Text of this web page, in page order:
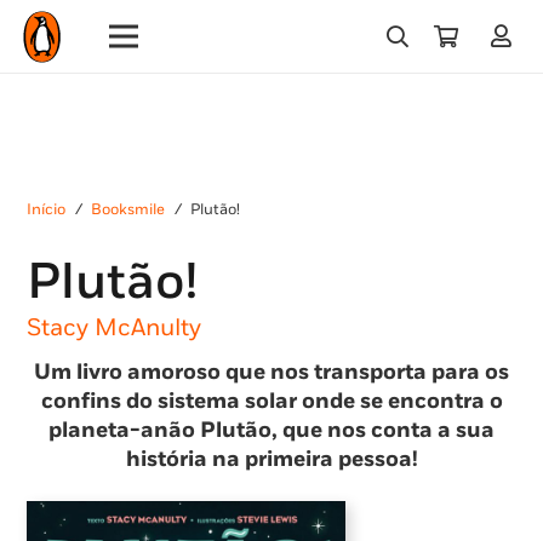
Início / Booksmile / Plutão!
Plutão!
Stacy McAnulty
Um livro amoroso que nos transporta para os
confins do sistema solar onde se encontra o
planeta-anão Plutão, que nos conta a sua
história na primeira pessoa!